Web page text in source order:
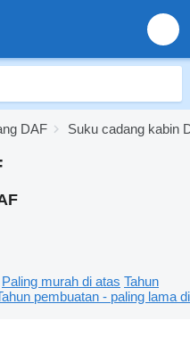
DAF Suku cadang kabin
Paling murah di atas Tahun
pembuatan - paling lama di